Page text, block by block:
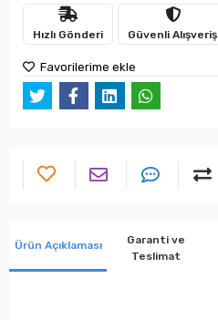
Hızlı Gönderi Güvenli Alışveriş
Favorilerime ekle
Ürün Açıklaması
Garanti ve
Teslimat